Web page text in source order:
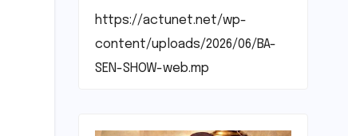
https://actunet.net/wp-
content/uploads/2026/06/BA-
SEN-SHOW-web.mp